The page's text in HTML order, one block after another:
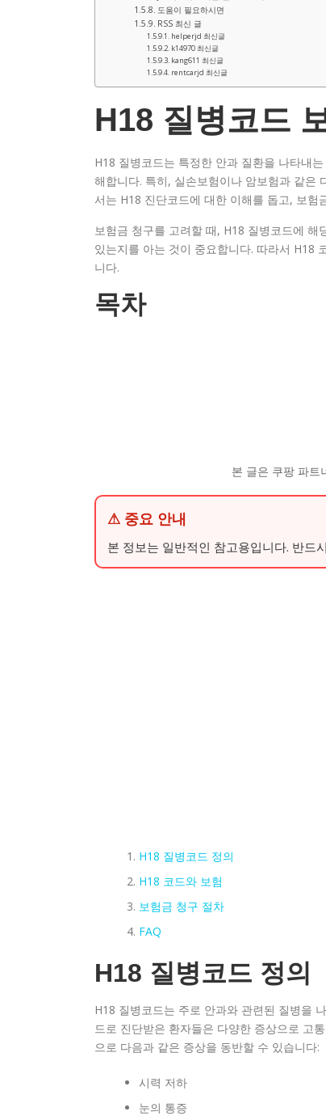
도움이 필요하시면
RSS 최신 글
helperjd 최신글
k14970 최신글
kang611 최신글
rentcarjd 최신글
H18 질병코드
H18 질병코드는 특정한 안과 질환을 나타내
해합니다. 특히, 실손보험이나 암보험과 같은
서는 H18 진단코드에 대한 이해를 돕고, 보
보험금 청구를 고려할 때, H18 질병코드에
있는지를 아는 것이 중요합니다. 따라서 H18
니다.
목차
본 글은 쿠팡 파트
⚠ 중요 안내
본 정보는 일반적인 참고용입니다. 반드
H18 질병코드 정의
H18 코드와 보험
보험금 청구 절차
FAQ
H18 질병코드 정의
H18 질병코드는 주로 안과와 관련된 질병을
드로 진단받은 환자들은 다양한 증상으로 고
으로 다음과 같은 증상을 동반할 수 있습니다:
시력 저하
눈의 통증